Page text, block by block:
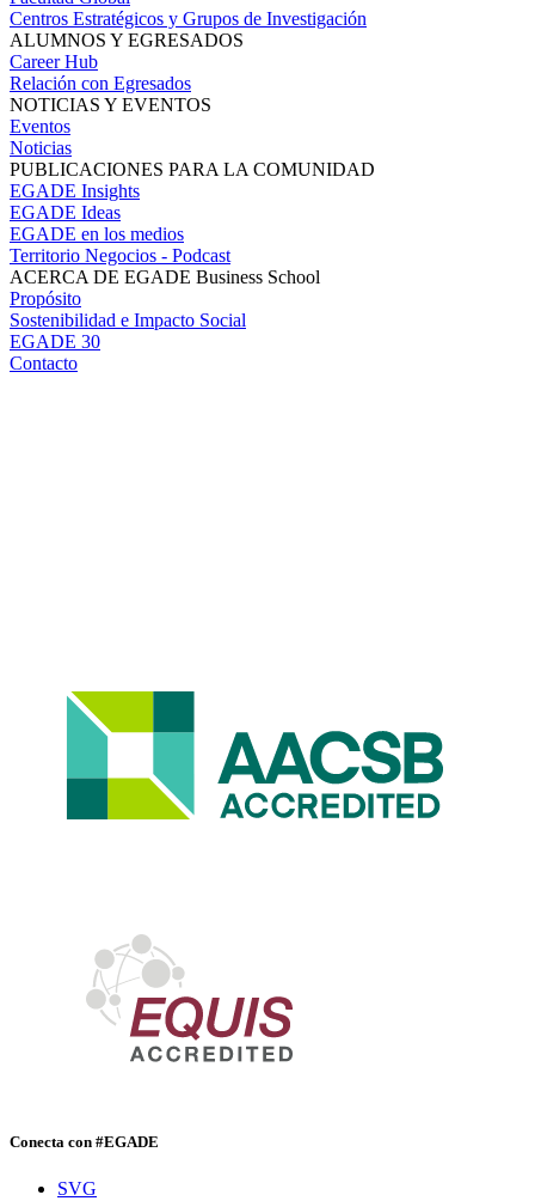
Centros Estratégicos y Grupos de Investigación
ALUMNOS Y EGRESADOS
Career Hub
Relación con Egresados
NOTICIAS Y EVENTOS
Eventos
Noticias
PUBLICACIONES PARA LA COMUNIDAD
EGADE Insights
EGADE Ideas
EGADE en los medios
Territorio Negocios - Podcast
ACERCA DE EGADE Business School
Propósito
Sostenibilidad e Impacto Social
EGADE 30
Contacto
Conecta con #EGADE
SVG